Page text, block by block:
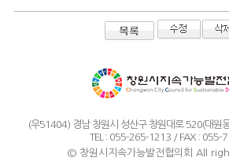
(우51404) 경남 창원시 성산구 창원대로 520(대원
TEL : 055-265-1213 / FAX : 055-
© 창원시지속가능발전협의회 All